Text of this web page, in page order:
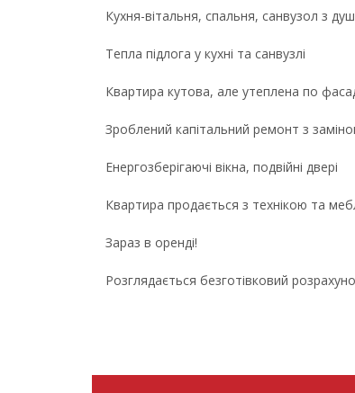
Кухня-вітальня, спальня, санвузол з
Тепла підлога у кухні та санвузлі
Квартира кутова, але утеплена по
Зроблений капітальний ремонт з
Енергозберігаючі вікна, подвійні двері
Квартира продається з технікою та
Зараз в оренді!
Розглядається безготівковий